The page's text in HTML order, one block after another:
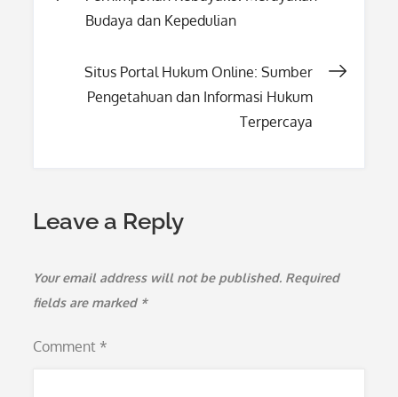
Budaya dan Kepedulian
Situs Portal Hukum Online: Sumber
Pengetahuan dan Informasi Hukum
Terpercaya
Leave a Reply
Your email address will not be published. Required
fields are marked *
Comment *